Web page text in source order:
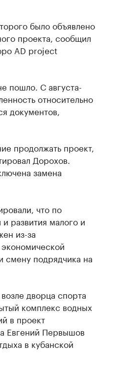
было объявлено
проекта, сообщил
AD project
пошло. С августа-
относительно
документов,
продолжать проект,
Дорохов.
замена
что по
развития малого и
из-за
смену подрядчика на
дворца спорта
комплекс водных
в проект
Евгений Первышов
в кубанской